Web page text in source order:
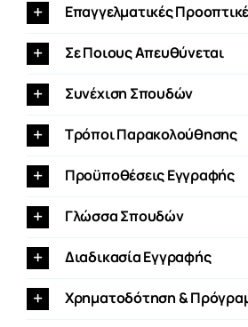
Επαγγελματικές
Σε Ποιους Απευθύνεται
Συνέχιση Σπουδών
Τρόποι Παρακολούθησης
Προϋποθέσεις Εγγραφής
Γλώσσα Σπουδών
Διαδικασία Εγγραφής
Χρηματοδότηση &